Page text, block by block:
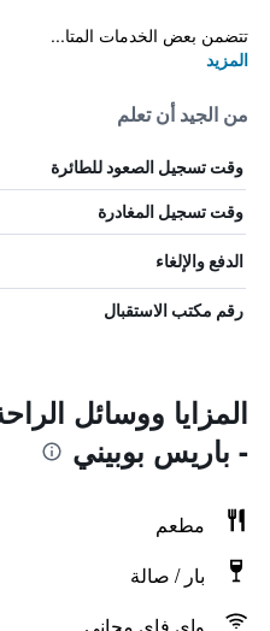
تتضمن بعض الخدمات المتا...
المزيد
من الجيد أن تعلم
وقت تسجيل الصعود للطائرة
وقت تسجيل المغادرة
الدفع والإلغاء
رقم مكتب الاستقبال
المزايا ووسائل
- باريس بوبيني
مطعم
بار / صالة